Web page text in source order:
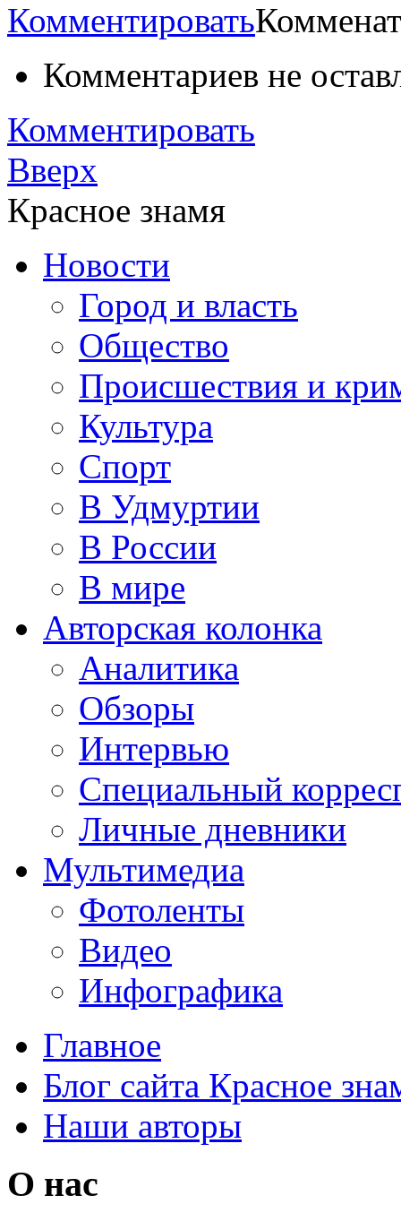
Комментировать
Комментариев не
Комментировать
Вверх
Красное знамя
Новости
Город и власть
Общество
Происшествия и
Культура
Спорт
В Удмуртии
В России
В мире
Авторская колонка
Аналитика
Обзоры
Интервью
Специальный
Личные дневники
Мультимедиа
Фотоленты
Видео
Инфографика
Главное
Блог сайта Красное
Наши авторы
О нас